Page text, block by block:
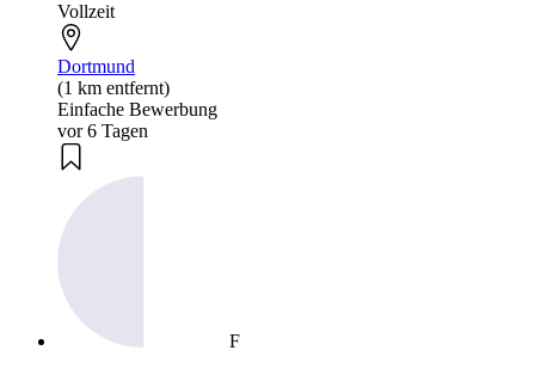
Vollzeit
Dortmund
(1 km entfernt)
Einfache Bewerbung
vor 6 Tagen
F